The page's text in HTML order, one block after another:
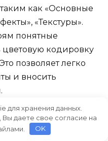
как «Основные
«Текстуры».
понятные
цветовую кодировку
позволяет легко
и вносить
Фотошопа и как
для создания
для хранения данных.
даете свое согласие на
OK